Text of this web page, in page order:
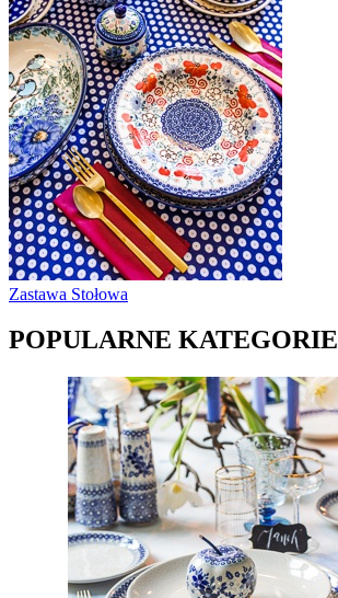
Zastawa Stołowa
POPULARNE KATEGORIE